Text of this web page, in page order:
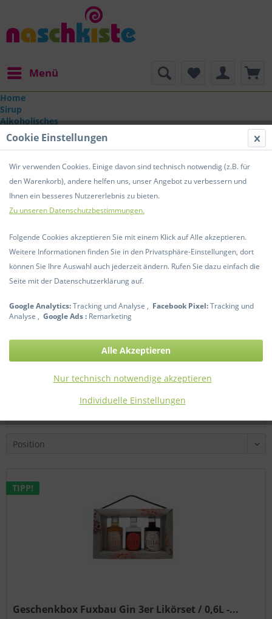
Menü
Home
Sirup
Alkoholisches
Geschenke
Geschenke
Topseller
TIPP!
TIPP!
Geschenkbox Fuxbau Gin 3er Likörset / 0,6L -...
Cookie Einstellungen
Wir verwenden Cookies. Einige davon sind technisch notwendig (z.B. für
den Warenkorb), andere helfen uns, unser Angebot zu verbessern und
Ihnen ein besseres Nutzererlebnis zu bieten.
Zu unseren Datenschutzbestimmungen.
Folgende Cookies akzeptieren Sie mit einem Klick auf Alle akzeptieren.
Weitere Informationen finden Sie in den Privatsphäre-Einstellungen, dort
können Sie Ihre Auswahl auch jederzeit ändern. Rufen Sie dazu einfach die
Seite mit der Datenschutzerklärung auf.
Google Analytics:Tracking und Analyse , Facebook Pixel:Tracking und
Analyse , Google Ads : Remarketing
Individuelle Einstellungen
Nur technisch notwendige akzeptieren
Alle Akzeptieren